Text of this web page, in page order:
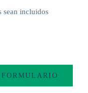
sean incluidos